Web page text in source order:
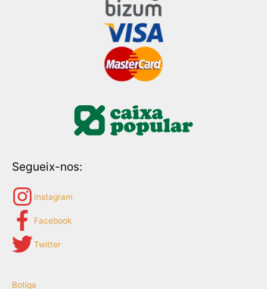
Segueix-nos:
Instagram
Facebook
Twitter
Botiga